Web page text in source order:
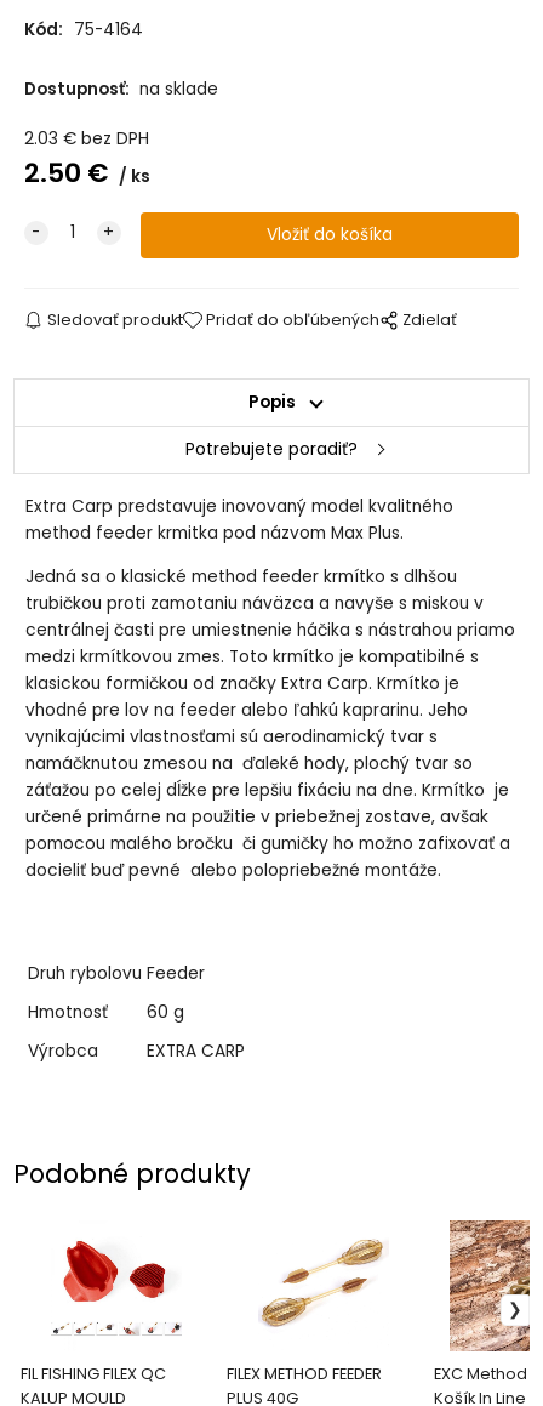
Kód: 75-4164
Dostupnosť: na sklade
2.03 € bez DPH
2.50 € ks
Sledovať produkt Pridať do obľúbených Zdielať
Popis
Potrebujete poradiť?
Extra Carp predstavuje inovovaný model kvalitného
method feeder krmitka pod názvom Max Plus.​
Jedná sa o klasické method feeder krmítko s dlhšou
trubičkou proti zamotaniu náväzca a navyše s miskou v
centrálnej časti pre umiestnenie háčika s nástrahou priamo
medzi krmítkovou zmes. Toto krmítko je kompatibilné s
klasickou formičkou od značky Extra Carp. Krmítko je
vhodné pre lov na feeder alebo ľahkú kaprarinu. Jeho
vynikajúcimi vlastnosťami sú aerodinamický tvar s
namáčknutou zmesou na ďaleké hody, plochý tvar so
záťažou po celej dĺžke pre lepšiu fixáciu na dne. Krmítko je
určené primárne na použitie v priebežnej zostave, avšak
pomocou malého bročku či gumičky ho možno zafixovať a
docieliť buď pevné alebo polopriebežné montáže.
Druh rybolovu Feeder
Hmotnosť
60 g
Výrobca
EXTRA CARP
Podobné produkty
FIL FISHING FILEX QC
KALUP MOULD
FILEX METHOD FEEDER
PLUS 40G
EXC Method